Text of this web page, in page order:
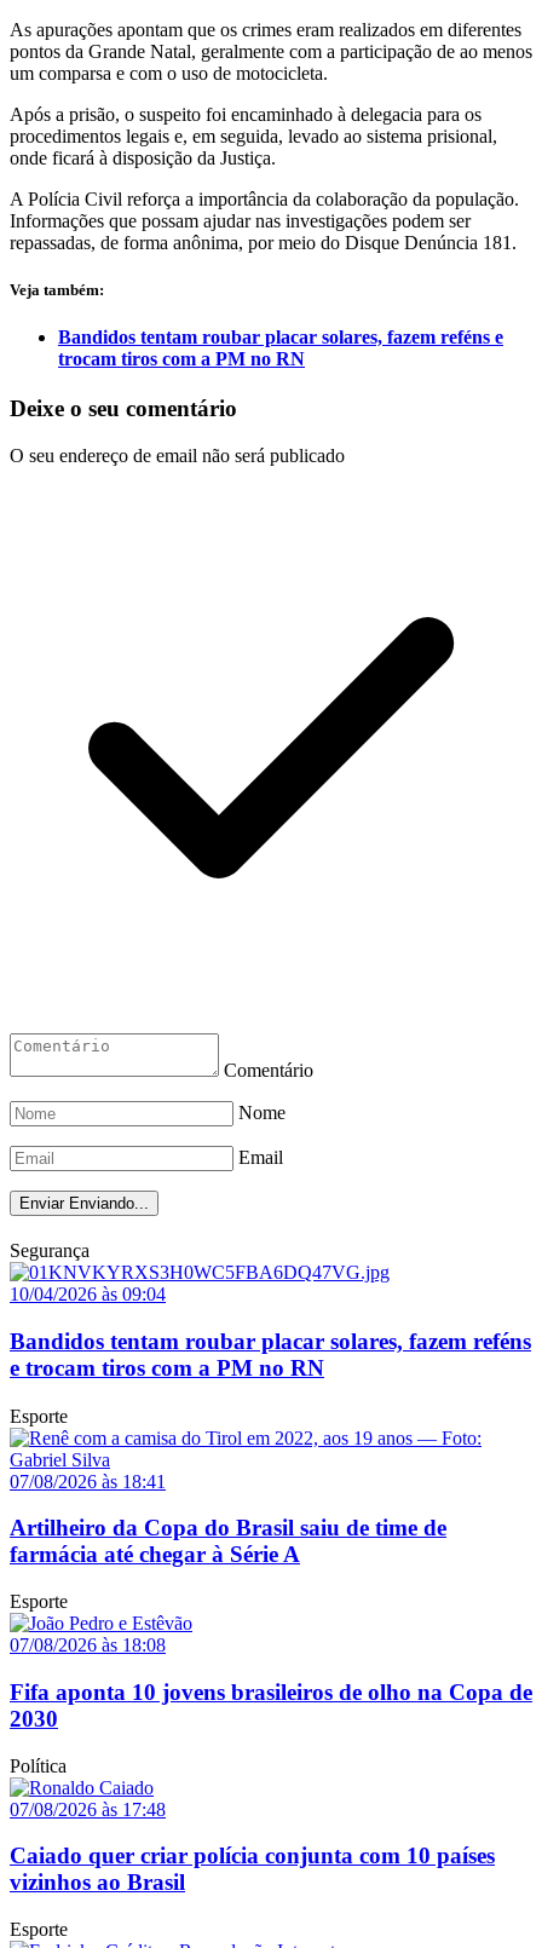
As apurações apontam que os crimes eram realizados em diferentes
pontos da Grande Natal, geralmente com a participação de ao menos
um comparsa e com o uso de motocicleta.
Após a prisão, o suspeito foi encaminhado à delegacia para os
procedimentos legais e, em seguida, levado ao sistema prisional,
onde ficará à disposição da Justiça.
A Polícia Civil reforça a importância da colaboração da população.
Informações que possam ajudar nas investigações podem ser
repassadas, de forma anônima, por meio do Disque Denúncia 181.
Veja também:
Bandidos tentam roubar placar solares, fazem reféns e
trocam tiros com a PM no RN
Deixe o seu comentário
O seu endereço de email não será publicado
Comentário
Nome
Email
Enviar Enviando...
Segurança
10/04/2026 às 09:04
Bandidos tentam roubar placar solares, fazem reféns
e trocam tiros com a PM no RN
Esporte
07/08/2026 às 18:41
Artilheiro da Copa do Brasil saiu de time de
farmácia até chegar à Série A
Esporte
07/08/2026 às 18:08
Fifa aponta 10 jovens brasileiros de olho na Copa de
2030
Política
07/08/2026 às 17:48
Caiado quer criar polícia conjunta com 10 países
vizinhos ao Brasil
Esporte